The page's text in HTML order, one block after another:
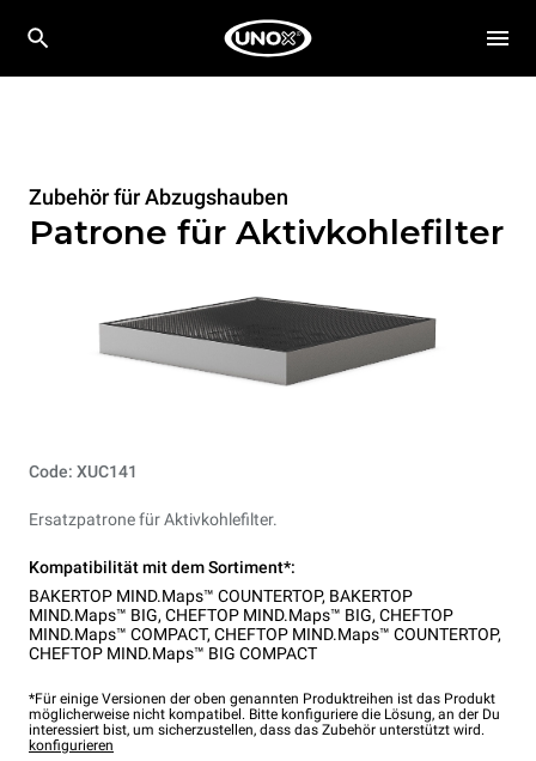
Zubehör für Abzugshauben
Patrone für Aktivkohlefilter
Code: XUC141
Ersatzpatrone für Aktivkohlefilter.
Kompatibilität mit dem Sortiment*:
BAKERTOP MIND.Maps™ COUNTERTOP, BAKERTOP
MIND.Maps™ BIG, CHEFTOP MIND.Maps™ BIG, CHEFTOP
MIND.Maps™ COMPACT, CHEFTOP MIND.Maps™ COUNTERTOP,
CHEFTOP MIND.Maps™ BIG COMPACT
*Für einige Versionen der oben genannten Produktreihen ist das Produkt
möglicherweise nicht kompatibel. Bitte konfiguriere die Lösung, an der Du
interessiert bist, um sicherzustellen, dass das Zubehör unterstützt wird.
konfigurieren